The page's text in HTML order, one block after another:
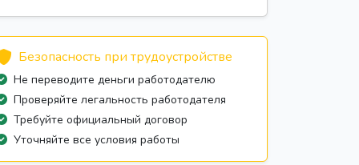
Безопасность при трудоустройстве
Не переводите деньги работодателю
Проверяйте легальность работодателя
Требуйте официальный договор
Уточняйте все условия работы